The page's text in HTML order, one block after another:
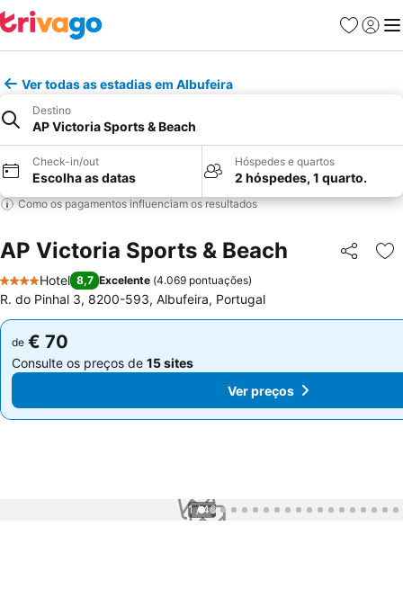
Favoritos
Iniciar
Ver todas as estadias em Albufeira
Destino
AP Victoria Sports & Beach
Check-in/out
Escolha as datas
Hóspedes e quartos
2 hóspedes, 1 quarto.
Como os pagamentos influenciam os resultados
AP Victoria Sports & Beach Partilhar
4 Estrelas
Hotel 8,7 Excelente (4.069 pontuações)
R. do Pinhal 3, 8200-593, Albufeira, Portugal
de € 70
Consulte os preços de 15 sites
de € 70
Consulte os preços de 15 sites
Ver preços
1 / 46